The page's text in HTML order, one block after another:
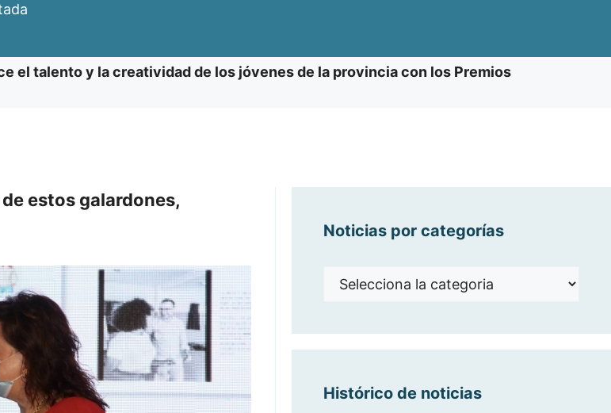
el talento y la creatividad de los jóvenes de la provincia con los Premios
estos galardones,
Noticias por categorías
Noticias
Histórico de noticias